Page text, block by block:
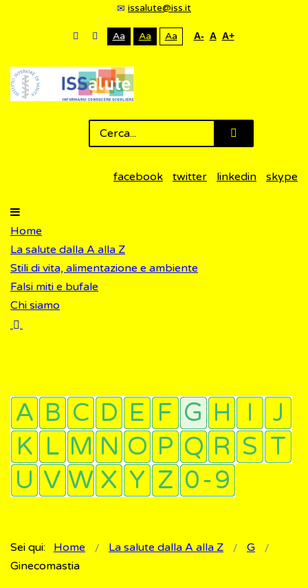
issalute@iss.it
Aa Aa Aa A- A A+
facebook twitter linkedin skype
Home
La salute dalla A alla Z
Stili di vita, alimentazione e ambiente
Falsi miti e bufale
Chi siamo
Sei qui: Home La salute dalla A alla Z
G
Ginecomastia